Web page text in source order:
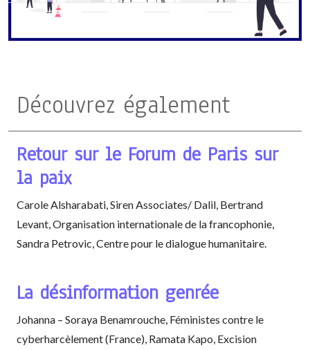
Découvrez également
Retour sur le Forum de Paris sur
la paix
Carole Alsharabati, Siren Associates/ Dalil, Bertrand
Levant, Organisation internationale de la francophonie,
Sandra Petrovic, Centre pour le dialogue humanitaire.
La désinformation genrée
Johanna – Soraya Benamrouche, Féministes contre le
cyberharcèlement (France), Ramata Kapo, Excision